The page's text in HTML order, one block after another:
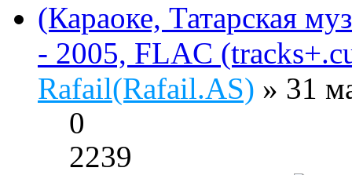
(Караоке, Татарская
- 2005, FLAC
Rafail(Rafail.AS) » 31
0
2239